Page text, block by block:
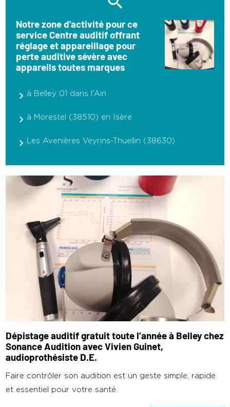
Notre zone d'activité pour ce
service Centre auditif offrant
réglage et appareillage pour
perte auditive sévère avec
appareils toutes marques
à Belley 01 dans l'Ain
à Morestel (38510) en Isère
Les Avenières Veyrins-Thuellin (38630)
Dépistage auditif gratuit toute l’année à Belley chez
Sonance Audition avec Vivien Guinet,
audioprothésiste D.E.
Faire contrôler son audition est un geste simple, rapide
et essentiel pour votre santé.